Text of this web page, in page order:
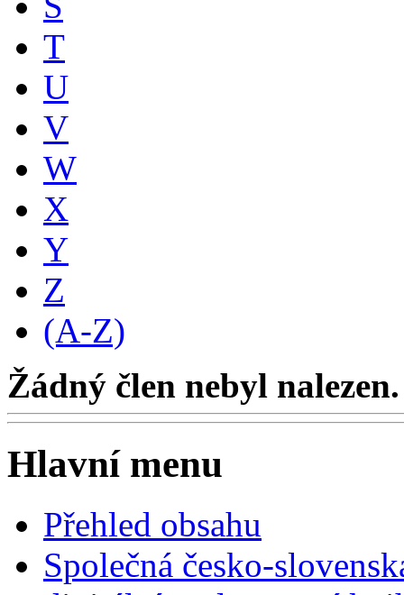
T
U
V
W
X
Y
Z
(A-Z)
Žádný člen nebyl nalezen.
Hlavní menu
Přehled obsahu
Společná česko-